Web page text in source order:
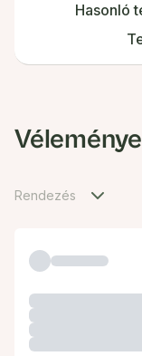
Hasonló
Rendezés